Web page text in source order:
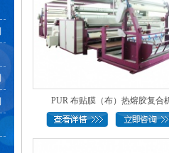
PUR 布贴膜（布）热熔胶复合